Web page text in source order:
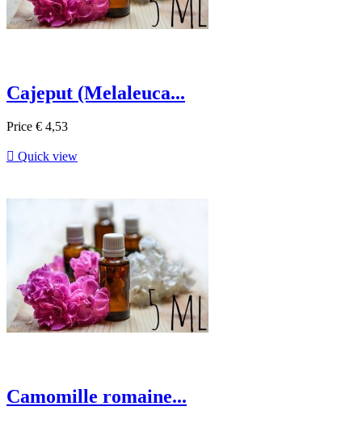
Cajeput (Melaleuca...
Price € 4,53
 Quick view
Camomille romaine...